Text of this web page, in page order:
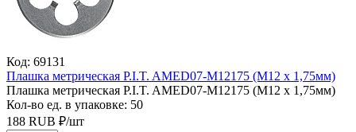
Код: 69131
Плашка метрическая P.I.T. AMED07-M12175 (M12 x 1,75мм)
Плашка метрическая P.I.T. AMED07-M12175 (M12 x 1,75мм)
Кол-во ед. в упаковке: 50
188 RUB ₽/шт